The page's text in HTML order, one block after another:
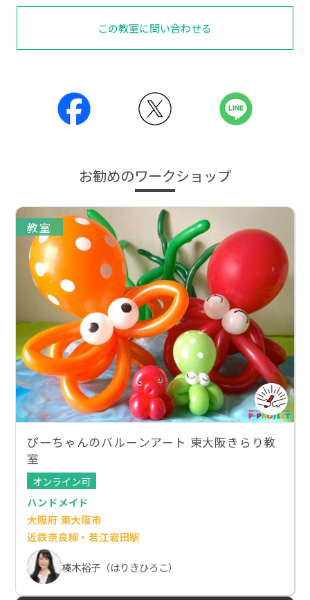
この教室に問い合わせる
お勧めのワークショップ
教室
ぴーちゃんのバルーンアート 東大阪きらり教
室
オンライン可
ハンドメイド
大阪府 東大阪市
近鉄奈良線・若江岩田駅
榛木裕子（はりきひろこ）